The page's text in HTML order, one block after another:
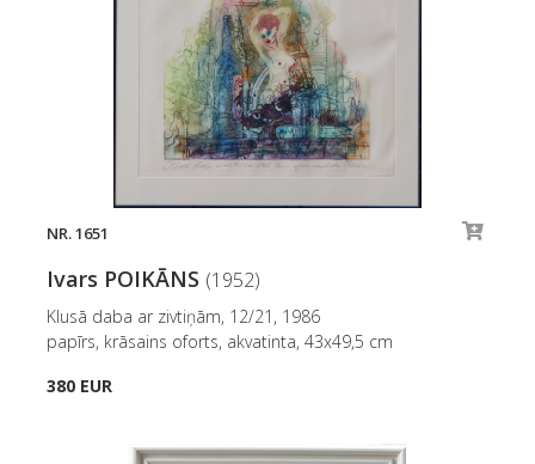
NR. 1651
Ivars POIKĀNS (1952)
Klusā daba ar zivtiņām, 12/21, 1986
papīrs, krāsains oforts, akvatinta, 43x49,5 cm
380 EUR